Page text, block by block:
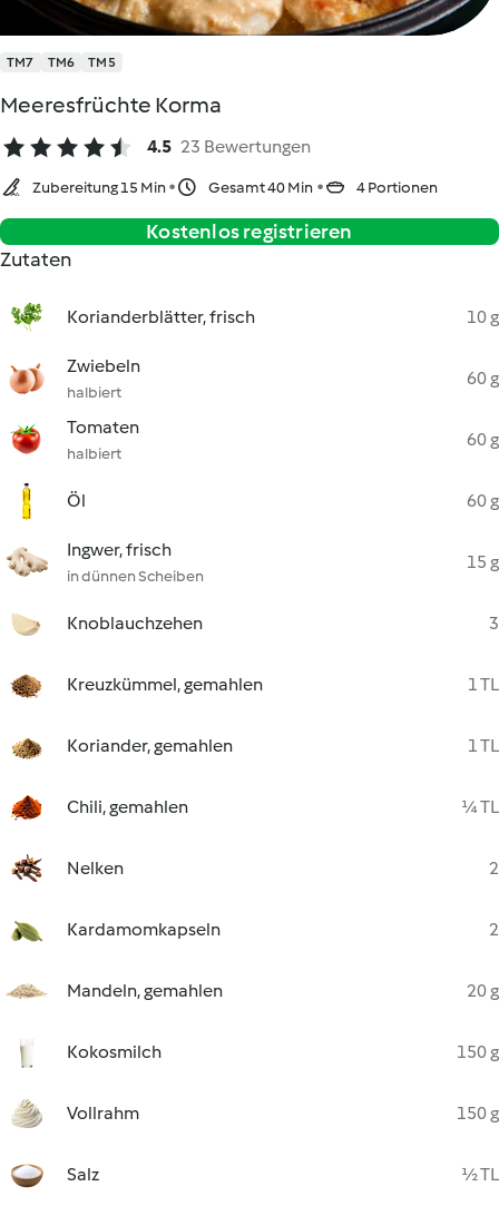
TM7 TM6 TM5
Meeresfrüchte Korma
4.5 23 Bewertungen
Zubereitung 15 Min Gesamt 40 Min 4 Portionen
Kostenlos registrieren
Zutaten
Korianderblätter, frisch 10 g
Zwiebeln
halbiert
60 g
Tomaten
halbiert
60 g
Öl 60 g
Ingwer, frisch
in dünnen Scheiben
15 g
Knoblauchzehen 3
Kreuzkümmel, gemahlen 1 TL
Koriander, gemahlen 1 TL
Chili, gemahlen ¼ TL
Nelken 2
Kardamomkapseln 2
Mandeln, gemahlen 20 g
Kokosmilch 150 g
Vollrahm 150 g
Salz ½ TL